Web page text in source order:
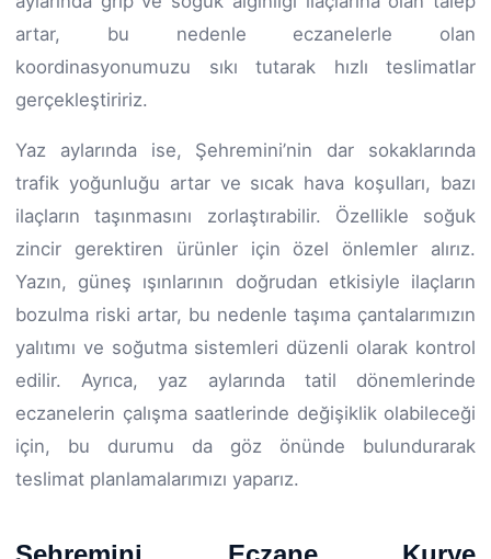
artar, bu nedenle eczanelerle olan
koordinasyonumuzu sıkı tutarak hızlı teslimatlar
gerçekleştiririz.
Yaz aylarında ise, Şehremini’nin dar sokaklarında
trafik yoğunluğu artar ve sıcak hava koşulları, bazı
ilaçların taşınmasını zorlaştırabilir. Özellikle soğuk
zincir gerektiren ürünler için özel önlemler alırız.
Yazın, güneş ışınlarının doğrudan etkisiyle ilaçların
bozulma riski artar, bu nedenle taşıma çantalarımızın
yalıtımı ve soğutma sistemleri düzenli olarak kontrol
edilir. Ayrıca, yaz aylarında tatil dönemlerinde
eczanelerin çalışma saatlerinde değişiklik olabileceği
için, bu durumu da göz önünde bulundurarak
teslimat planlamalarımızı yaparız.